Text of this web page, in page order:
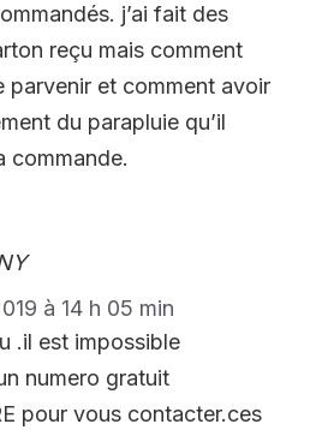
j’ai fait des
reçu mais comment
parvenir et comment avoir
du parapluie qu’il
commande.
à 14 h 05 min
.il est impossible
numero gratuit
pour vous contacter.ces